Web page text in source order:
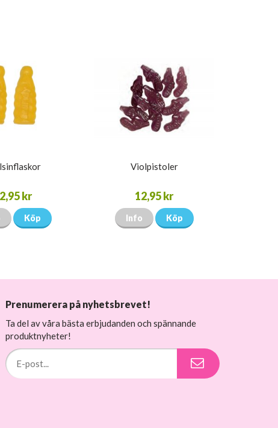
kr
Köp
Violpistoler
12,95 kr
Info Köp
Prenumerera på nyhetsbrevet!
Ta del av våra bästa erbjudanden och spännande
produktnyheter!